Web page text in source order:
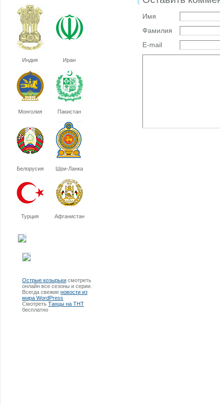
Индия Иран
Монголия Пакистан
Белорусия Шри-Ланка
Турция Афганистан
Острые козырьки смотреть
онлайн все сезоны и серии.
Всегда свежие новости из
мира WordPress
Смотреть Танцы на ТНТ
бесплатно
Имя
Фамилия
E-mail